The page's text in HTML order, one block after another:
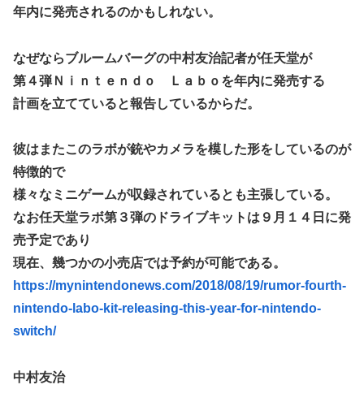
いことになってしまうw w w w w w w
極限の中の日本人の姿に世界が衝撃
【画像】このLINEでなんで女が怒ってるのか分かんない奴
はモテない奴確定らしい←お前らは勿論わかるよ
海外「日本なんて行くんじゃなかった…」 日本を知ってし
まったディズニー信者、帰国後『本家』に失望する事態に
【艦これ】ひみつの通り道 他
LIAR GAME -ライアーゲーム- 第17話 感想：秋山さんの逆
【画像】エチビデ女優さん、番組の企画でハッスルしすぎて
しまうｗｗｗｗｗｗ
ものがふえてる…」
海外「全部日本の真似だったのか…」 日本の普通のテレビ
【画像】スト6に彗星の如く現れたフィリピン人キャラが可
【動画】タイのティパンコーン王子が日本人女性とデート
か？
【悲報】『メイドインアビス』主題歌にVTuber起用→また
【試合実況】西武２軍スタメン 先発:杉山遙希（2026.8.9）
芸能人 「車の任意保険は強制にしろ、保険にも入れないヤ
ツは運転すんな！法律を改正しろ！！」
【J2第1節 鳥栖×甲府】鳥栖が好相性の甲府に2-0快勝で5年
ぶり開幕白星！田中雄大は古巣に恩返しPK弾
年内に発売されるのかもしれない。
なぜならブルームバーグの中村友治記者が任天堂が
第４弾Ｎｉｎｔｅｎｄｏ Ｌａｂｏを年内に発売する
計画を立てていると報告しているからだ。
彼はまたこのラボが銃やカメラを模した形をしているのが
特徴的で
様々なミニゲームが収録されているとも主張している。
なお任天堂ラボ第３弾のドライブキットは９月１４日に発
売予定であり
現在、幾つかの小売店では予約が可能である。
https://mynintendonews.com/2018/08/19/rumor-fourth-
nintendo-labo-kit-releasing-this-year-for-nintendo-
switch/
中村友治